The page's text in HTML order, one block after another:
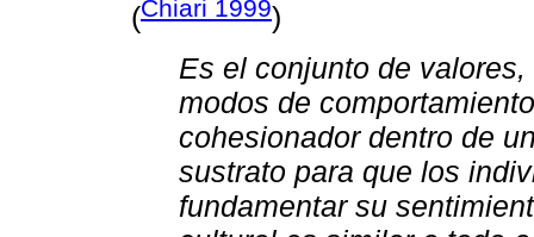
(Chiari 1999)
Es el conjunto de
modos de
cohesionador dentro de
sustrato para que los
fundamentar su